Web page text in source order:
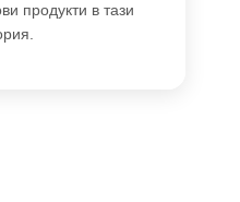
продукти в тази